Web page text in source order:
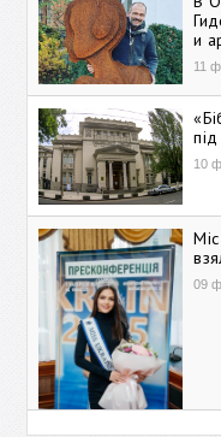
и
11
10
09